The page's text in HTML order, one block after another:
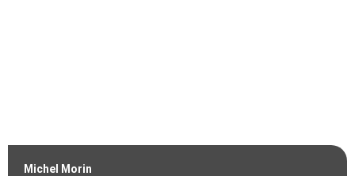
Michel Morin